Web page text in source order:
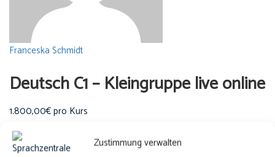
Zustimmung verwalten
Franceska Schmidt
Deutsch C1 – Kleingruppe live online
1.800,00€ pro Kurs
Alle Ansehen